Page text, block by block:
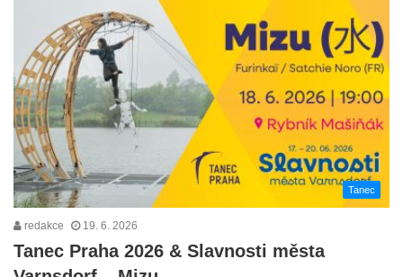
Tanec
redakce 19. 6. 2026
Tanec Praha 2026 & Slavnosti města